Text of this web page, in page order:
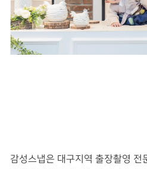
감성스냅은 대구지역 출장촬영 전